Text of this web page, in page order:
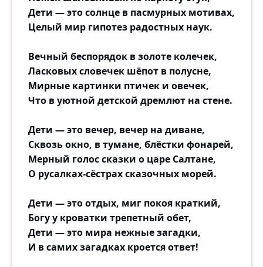
Дети — это солнце в пасмурных мотивах,
Целый мир гипотез радостных наук.
Вечный беспорядок в золоте колечек,
Ласковых словечек шёпот в полусне,
Мирные картинки птичек и овечек,
Что в уютной детской дремлют на стене.
Дети — это вечер, вечер на диване,
Сквозь окно, в тумане, блёстки фонарей,
Мерный голос сказки о царе Салтане,
О русалках-сёстрах сказочных морей.
Дети — это отдых, миг покоя краткий,
Богу у кроватки трепетный обет,
Дети — это мира нежные загадки,
И в самих загадках кроется ответ!